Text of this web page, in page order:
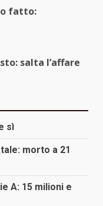
fatto:
salta l’affare
sì
morto a 21
A: 15 milioni e